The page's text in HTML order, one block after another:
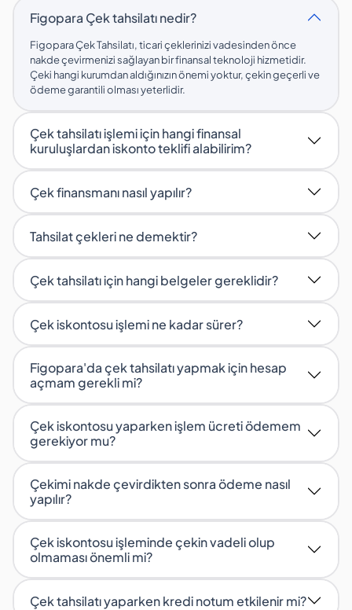
Figopara Çek tahsilatı nedir?
Figopara Çek Tahsilatı, ticari çeklerinizi vadesinden önce
nakde çevirmenizi sağlayan bir finansal teknoloji hizmetidir.
Çeki hangi kurumdan aldığınızın önemi yoktur, çekin geçerli ve
ödeme garantili olması yeterlidir.
Çek tahsilatı işlemi için hangi finansal
kuruluşlardan iskonto teklifi alabilirim?
Çek finansmanı nasıl yapılır?
Tahsilat çekleri ne demektir?
Çek tahsilatı için hangi belgeler gereklidir?
Çek iskontosu işlemi ne kadar sürer?
Figopara'da çek tahsilatı yapmak için hesap
açmam gerekli mi?
Çek iskontosu yaparken işlem ücreti ödemem
gerekiyor mu?
Çekimi nakde çevirdikten sonra ödeme nasıl
yapılır?
Çek iskontosu işleminde çekin vadeli olup
olmaması önemli mi?
Çek tahsilatı yaparken kredi notum etkilenir mi?